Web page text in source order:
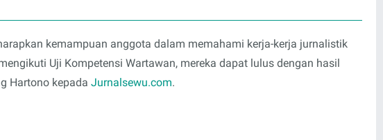
kemampuan anggota dalam memahami kerja-kerja jurnalistik
Uji Kompetensi Wartawan, mereka dapat lulus dengan hasil
Hartono kepada Jurnalsewu.com.